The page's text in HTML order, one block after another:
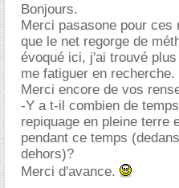
Bonjours.
Merci pasasone pour ces
que le net regorge de
évoqué ici, j'ai trouvé
me fatiguer en recherche.
Merci encore de vos
-Y a t-il combien de
repiquage en pleine terre
pendant ce temps
dehors)?
Merci d'avance.